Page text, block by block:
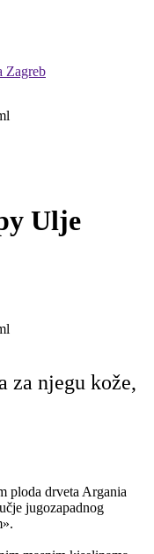
Zagreb
Ulje
za njegu kože,
ploda drveta Argania
jugozapadnog